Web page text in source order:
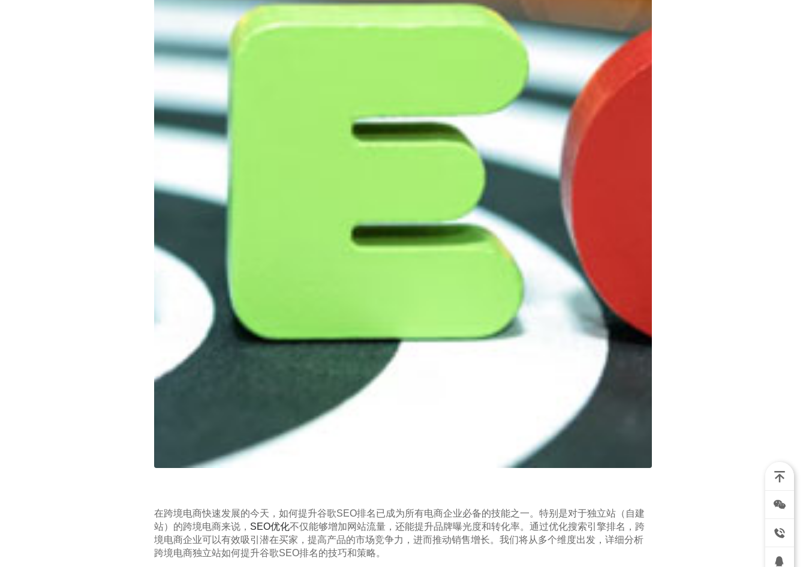
在跨境电商快速发展的今天，如何提升谷歌SEO排名已成为所有电商企业必备的技能之一。特别是对于独立站（自建
站）的跨境电商来说， SEO优化不仅能够增加网站流量，还能提升品牌曝光度和转化率。通过优化搜索引擎排名，跨
境电商企业可以有效吸引潜在买家，提高产品的市场竞争力，进而推动销售增长。我们将从多个维度出发，详细分析
跨境电商独立站如何提升谷歌SEO排名的技巧和策略。